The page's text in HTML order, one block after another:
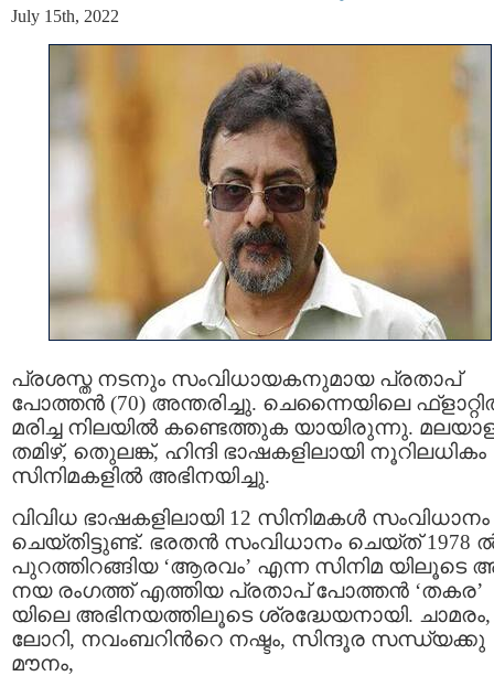
July 15th, 2022
പ്രശസ്ത നടനും സംവിധായകനുമായ പ്രതാപ്
പോത്തന്‍ (70) അന്തരിച്ചു. ചെന്നൈയിലെ
മരിച്ച നിലയില്‍ കണ്ടെത്തുക യായിരുന്നു.
തമിഴ്, തെുലങ്ക്, ഹിന്ദി ഭാഷകളിലായി നൂറിലധികം
സിനിമകളില്‍ അഭിനയിച്ചു.
വിവിധ ഭാഷകളിലായി 12 സിനിമകള്‍ സംവിധാനം
ചെയ്തിട്ടുണ്ട്. ഭരതൻ സംവിധാനം ചെയ്ത് 1978
പുറത്തിറങ്ങിയ ‘ആരവം’ എന്ന സിനിമ യിലൂടെ
നയ രംഗത്ത് എത്തിയ പ്രതാപ് പോത്തന്‍ ‘തകര’
യിലെ അഭിനയത്തിലൂടെ ശ്രദ്ധേയനായി. ചാമരം,
ലോറി, നവംബറിന്‍റെ നഷ്ടം, സിന്ദൂര സന്ധ്യക്കു
മൗനം,